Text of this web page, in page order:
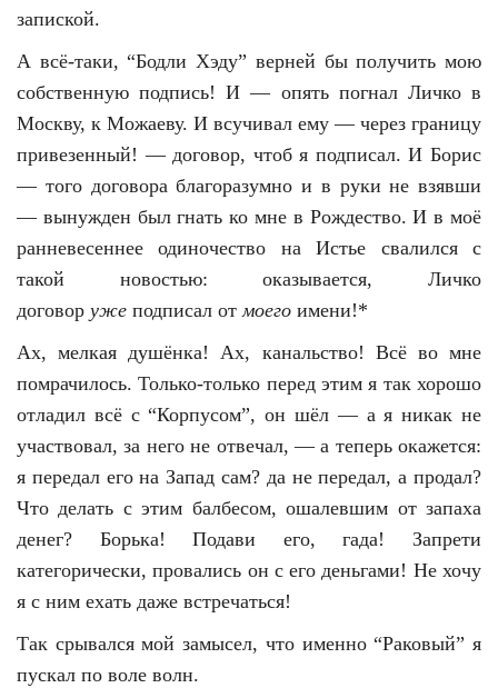
запиской.
А всё-таки, “Бодли Хэду” верней бы получить мою
собственную подпись! И — опять погнал Личко в
Москву, к Можаеву. И всучивал ему — через границу
привезенный! — договор, чтоб я подписал. И Борис
— того договора благоразумно и в руки не взявши
— вынужден был гнать ко мне в Рождество. И в моё
ранневесеннее одиночество на Истье свалился с
такой новостью: оказывается, Личко
договор уже подписал отмоего имени!*
Ах, мелкая душёнка! Ах, канальство! Всё во мне
помрачилось. Только-только перед этим я так хорошо
отладил всё с “Корпусом”, он шёл — а я никак не
участвовал, за него не отвечал, — а теперь окажется:
я передал его на Запад сам? да не передал, а продал?
Что делать с этим балбесом, ошалевшим от запаха
денег? Борька! Подави его, гада! Запрети
категорически, провались он с его деньгами! Не хочу
я с ним ехать даже встречаться!
Так срывался мой замысел, что именно “Раковый” я
пускал по воле волн.